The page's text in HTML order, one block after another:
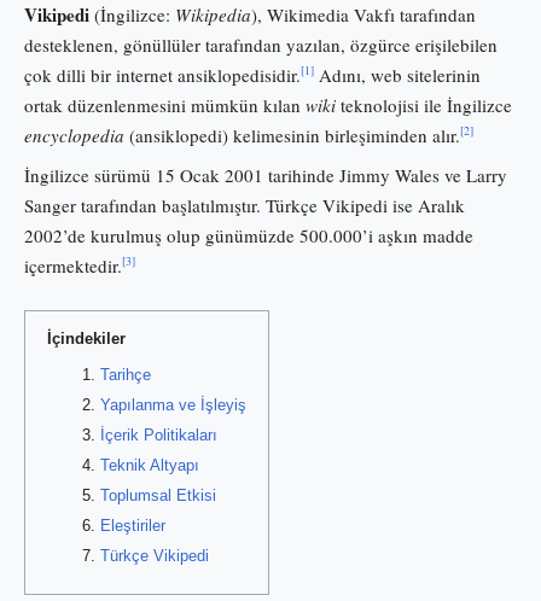
Vikipedi (İngilizce: Wikipedia), Wikimedia Vakfı tarafından
desteklenen, gönüllüler tarafından yazılan, özgürce erişilebilen
çok dilli bir internet ansiklopedisidir.[1] Adını, web sitelerinin
ortak düzenlenmesini mümkün kılan wiki teknolojisi ile İngilizce
encyclopedia (ansiklopedi) kelimesinin birleşiminden alır.[2]
İngilizce sürümü 15 Ocak 2001 tarihinde Jimmy Wales ve Larry
Sanger tarafından başlatılmıştır. Türkçe Vikipedi ise Aralık
2002’de kurulmuş olup günümüzde 500.000’i aşkın madde
içermektedir.[3]
İçindekiler
Tarihçe
Yapılanma ve İşleyiş
İçerik Politikaları
Teknik Altyapı
Toplumsal Etkisi
Eleştiriler
Türkçe Vikipedi